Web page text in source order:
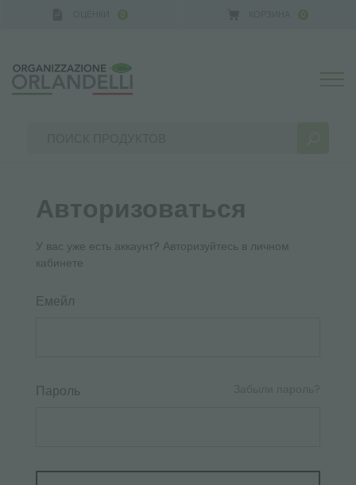
0 0
РЕЗУЛЬТАТЫ ПОИСКА: Сортировать по:
Авторизоваться
У вас уже есть аккаунт? Авторизуйтесь в личном
кабинете
Емейл
Пароль